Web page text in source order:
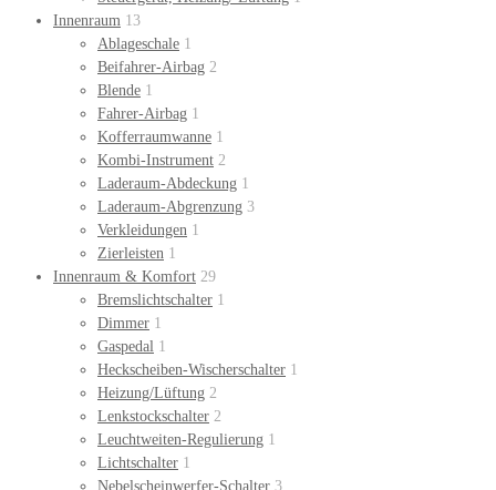
Innenraum 13
Ablageschale 1
Beifahrer-Airbag 2
Blende 1
Fahrer-Airbag 1
Kofferraumwanne 1
Kombi-Instrument 2
Laderaum-Abdeckung 1
Laderaum-Abgrenzung 3
Verkleidungen 1
Zierleisten 1
Innenraum & Komfort 29
Bremslichtschalter 1
Dimmer 1
Gaspedal 1
Heckscheiben-Wischerschalter 1
Heizung/Lüftung 2
Lenkstockschalter 2
Leuchtweiten-Regulierung 1
Lichtschalter 1
Nebelscheinwerfer-Schalter 3